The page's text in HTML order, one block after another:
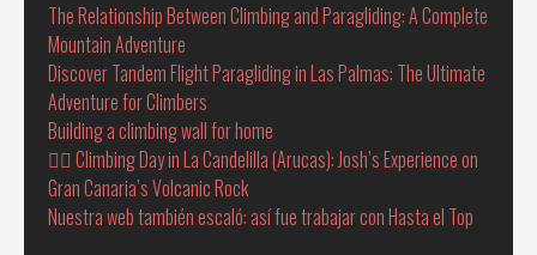
The Relationship Between Climbing and Paragliding: A Complete
Mountain Adventure
Discover Tandem Flight Paragliding in Las Palmas: The Ultimate
Adventure for Climbers
Building a climbing wall for home
🧗‍♂️ Climbing Day in La Candelilla (Arucas): Josh’s Experience on
Gran Canaria’s Volcanic Rock
Nuestra web también escaló: así fue trabajar con Hasta el Top